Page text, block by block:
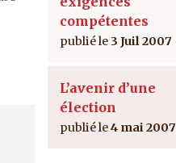
compétentes
3 Juil 2007
L’avenir d’une
élection
4 mai 2007